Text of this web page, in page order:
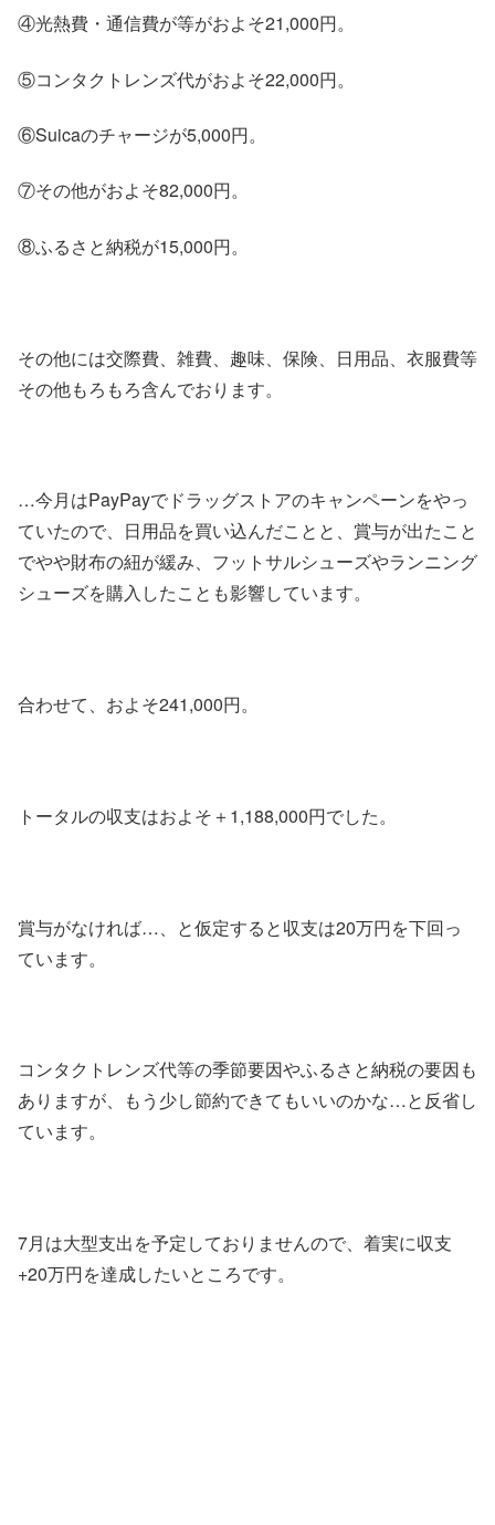
④光熱費・通信費が等がおよそ21,000円。
⑤コンタクトレンズ代がおよそ22,000円。
⑥Suicaのチャージが5,000円。
⑦その他がおよそ82,000円。
⑧ふるさと納税が15,000円。
その他には交際費、雑費、趣味、保険、日用品、衣服費等
その他もろもろ含んでおります。
…今月はPayPayでドラッグストアのキャンペーンをやっ
ていたので、日用品を買い込んだことと、賞与が出たこと
でやや財布の紐が緩み、フットサルシューズやランニング
シューズを購入したことも影響しています。
合わせて、およそ241,000円。
トータルの収支はおよそ＋1,188,000円でした。
賞与がなければ…、と仮定すると収支は20万円を下回っ
ています。
コンタクトレンズ代等の季節要因やふるさと納税の要因も
ありますが、もう少し節約できてもいいのかな…と反省し
ています。
7月は大型支出を予定しておりませんので、着実に収支
+20万円を達成したいところです。